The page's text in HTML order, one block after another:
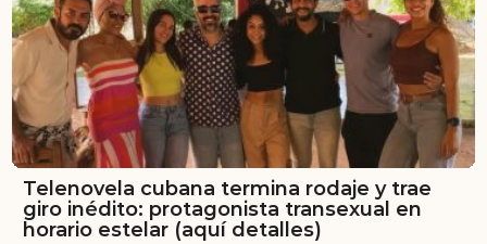
Telenovela cubana termina rodaje y trae
giro inédito: protagonista transexual en
horario estelar (aquí detalles)